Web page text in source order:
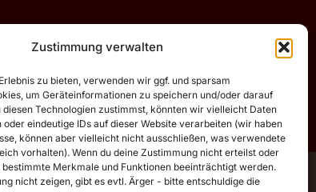
Zustimmung verwalten
zu bieten, verwenden wir ggf. und sparsam
um Geräteinformationen zu speichern und/oder darauf
diesen Technologien zustimmst, könnten wir vielleicht Daten
eindeutige IDs auf dieser Website verarbeiten (wir haben
können aber vielleicht nicht ausschließen, was verwendete
vorhalten). Wenn du deine Zustimmung nicht erteilst oder
Merkmale und Funktionen beeinträchtigt werden.
nicht zeigen, gibt es evtl. Ärger - bitte entschuldige die